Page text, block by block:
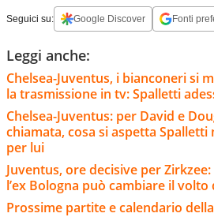
Seguici su: Google Discover Fonti
Leggi anche:
Chelsea-Juventus, i bianconeri si
la trasmissione in tv: Spalletti
Chelsea-Juventus: per David e
chiamata, cosa si aspetta Spalletti
per lui
Juventus, ore decisive per
l’ex Bologna può cambiare il
Prossime partite e calendario